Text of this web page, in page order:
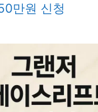
만원 신청